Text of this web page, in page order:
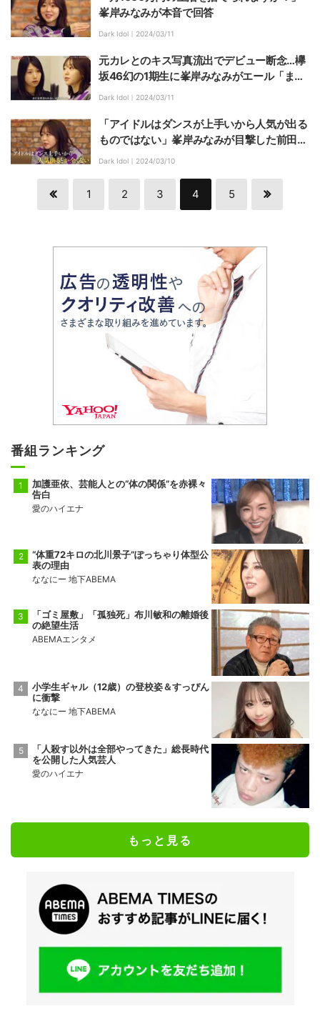
峯岸みなみが本音で回答
Dark Idol｜ 2024/03/11
元カレとのキス写真流出でデビュー断念…欅
坂46幻の1期生に峯岸みなみがエール「まだ
坊主のことは言われるけど、諦めなくてよか
Dark Idol｜ 2024/03/11
「アイドルはダンスが上手いから人気が出る
ものではない」峯岸みなみが目撃した前田敦
子のスター性
Dark Idol｜ 2024/03/10
1 2 3 4 5
番組ランキング
加護亜依、芸能人との“体の関係”を赤裸々
告白
愛のハイエナ
“体重72キロの北川景子”ぽっちゃり体型公
表の理由
ななにー 地下ABEMA
「ゴミ屋敷」「孤独死」布川敏和の離婚後
の絶望生活
ABEMAエンタメ
小学生ギャル（12歳）の登校姿＆すっぴん
に衝撃
ななにー 地下ABEMA
「人殺す以外は全部やってきた」総長時代
を公開した人気芸人
愛のハイエナ
もっと見る